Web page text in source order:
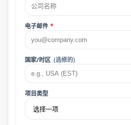
电子邮件 *
国家/时区 (选修的)
项目类型